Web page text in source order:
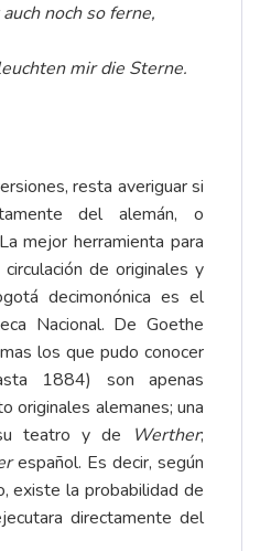
noch so ferne,
mir die Sterne.
resta averiguar si
del alemán, o
mejor herramienta para
de originales y
decimonónica es el
Nacional. De Goethe
los que pudo conocer
1884) son apenas
originales alemanes; una
teatro y de
Werther;
español. Es decir, según
existe la probabilidad de
directamente del